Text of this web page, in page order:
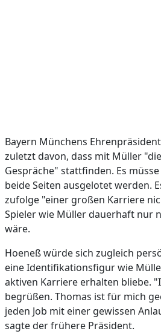
Bayern Münchens
zuletzt davon, dass mit Müller
Gespräche" stattfinden. Es
beide Seiten ausgelotet werden.
zufolge "einer großen Karriere
Spieler wie Müller dauerhaft nur
wäre.
Hoeneß würde sich zugleich
eine Identifikationsfigur wie
aktiven Karriere erhalten bliebe.
begrüßen. Thomas ist für mich
jeden Job mit einer gewissen
sagte der frühere Präsident.